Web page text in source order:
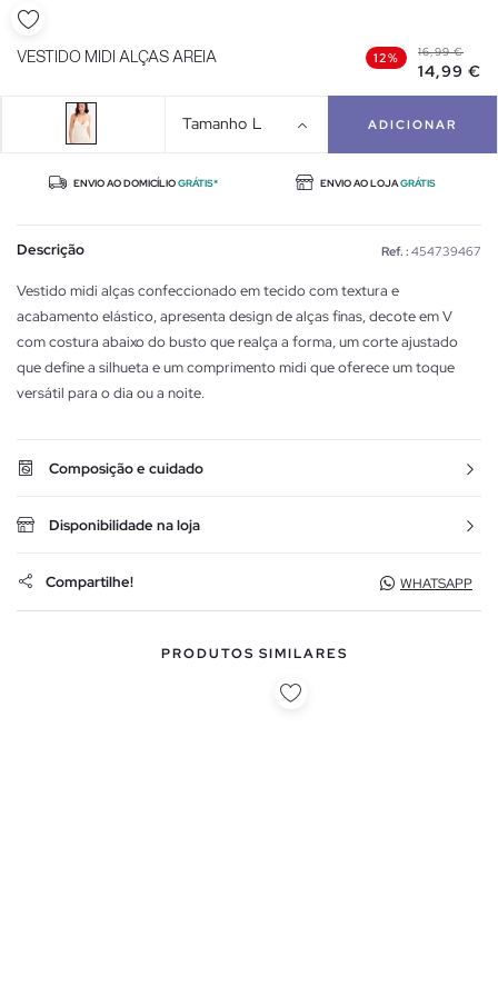
VESTIDO MIDI ALÇAS AREIA 12% 16,99 €
14,99 €
Tamanho L ADICIONAR
ENVIO AO DOMICÍLIOGRÁTIS* ENVIO AO LOJAGRÁTIS
Descrição Ref. : 454739467
Vestido midi alças confeccionado em tecido com textura e
acabamento elástico, apresenta design de alças finas, decote em V
com costura abaixo do busto que realça a forma, um corte ajustado
que define a silhueta e um comprimento midi que oferece um toque
versátil para o dia ou a noite.
Composição e cuidado
Disponibilidade na loja
Compartilhe! WHATSAPP
PRODUTOS SIMILARES